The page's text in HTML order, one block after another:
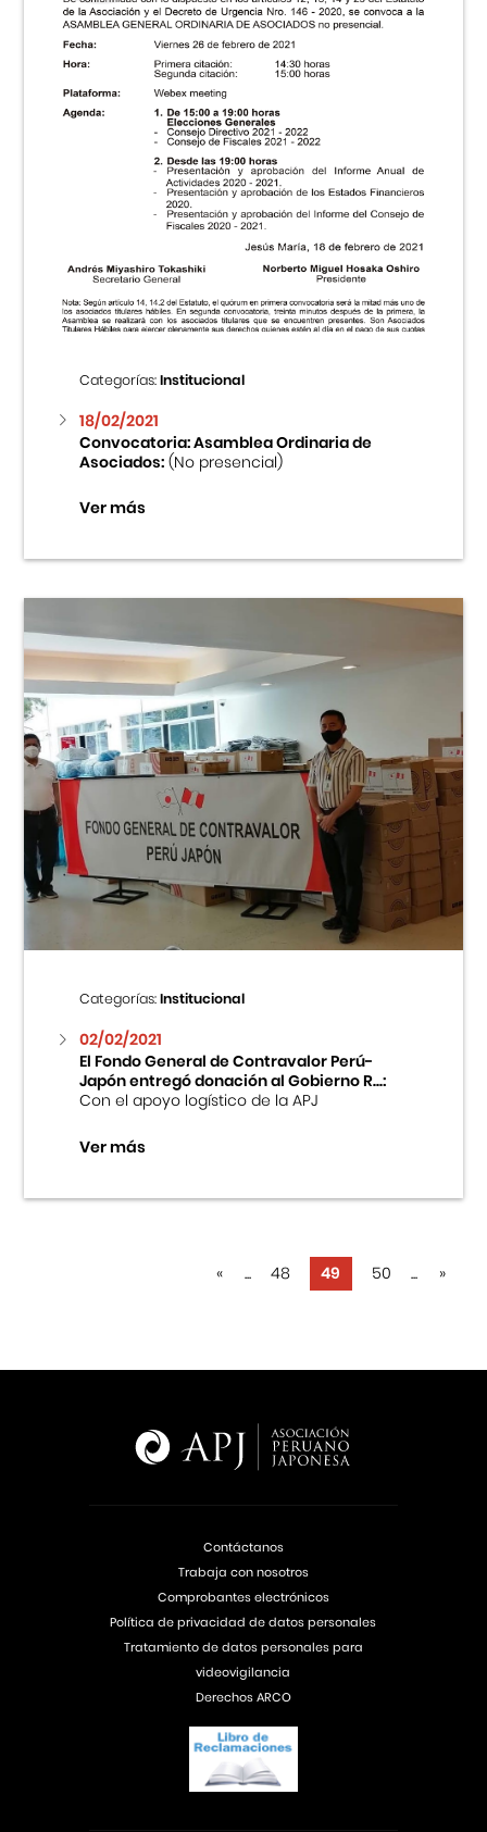
Categorías:Institucional
18/02/2021
Convocatoria: Asamblea Ordinaria de
Asociados:(No presencial)
Ver más
Categorías:Institucional
02/02/2021
El Fondo General de Contravalor Perú-
Japón entregó donación al Gobierno R...:
Con el apoyo logístico de la APJ
Ver más
« ... 48 49 50 ... »
Contáctanos
Trabaja con nosotros
Comprobantes electrónicos
Política de privacidad de datos personales
Tratamiento de datos personales para
videovigilancia
Derechos ARCO